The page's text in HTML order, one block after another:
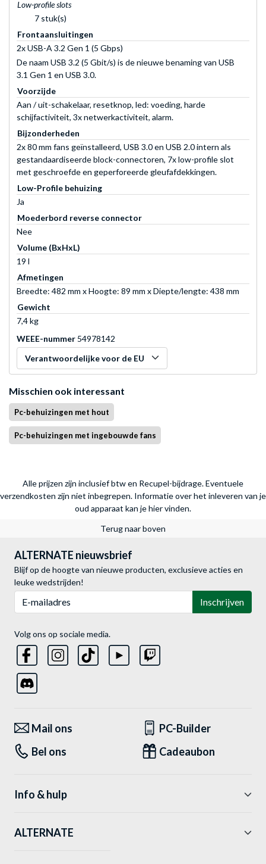
Low-profile slots
7 stuk(s)
Frontaansluitingen
2x USB-A 3.2 Gen 1 (5 Gbps)
De naam USB 3.2 (5 Gbit/s) is de nieuwe benaming van USB
3.1 Gen 1 en USB 3.0.
Voorzijde
Aan / uit-schakelaar, resetknop, led: voeding, harde
schijfactiviteit, 3x netwerkactiviteit, alarm.
Bijzonderheden
2x 80 mm fans geïnstalleerd, USB 3.0 en USB 2.0 intern als
gestandaardiseerde block-connectoren, 7x low-profile slot
met geschroefde en geperforeerde gleufafdekkingen.
Low-Profile behuizing
Ja
Moederbord reverse connector
Nee
Volume (BxHxL)
19 l
Afmetingen
Breedte: 482 mm x Hoogte: 89 mm x Diepte/lengte: 438 mm
Gewicht
7,4 kg
WEEE-nummer 54978142
Verantwoordelijke voor de EU
Misschien ook interessant
Pc-behuizingen met hout
Pc-behuizingen met ingebouwde fans
Alle prijzen zijn inclusief btw en Recupel-bijdrage. Eventuele
verzendkosten zijn niet inbegrepen. Informatie over het inleveren van je
oud apparaat kan je hier vinden.
Terug naar boven
ALTERNATE nieuwsbrief
Blijf op de hoogte van nieuwe producten, exclusieve acties en
leuke wedstrijden!
Inschrijven
Volg ons op sociale media.
Mail ons
PC-Builder
Bel ons
Cadeaubon
Info & hulp
ALTERNATE